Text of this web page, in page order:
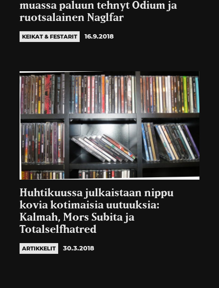
muassa paluun tehnyt Odium ja
ruotsalainen Naglfar
KEIKAT & FESTARIT 16.9.2018
Huhtikuussa julkaistaan nippu
kovia kotimaisia uutuuksia:
Kalmah, Mors Subita ja
Totalselfhatred
ARTIKKELIT 30.3.2018